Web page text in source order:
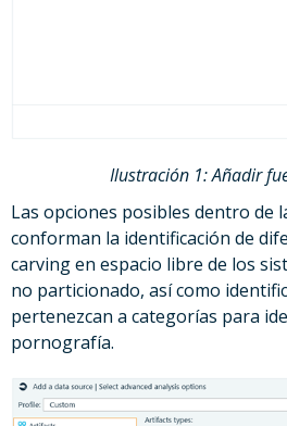
Ilustración 1: Añadir
Las opciones posibles dentro de
conforman la identificación de
carving en espacio libre de los
no particionado, así como
pertenezcan a categorías para
pornografía.